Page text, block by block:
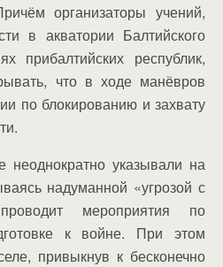
организаторы учений,
в акватории Балтийского
прибалтийских республик,
что в ходе манёвров
по блокированию и захвату
неоднократно указывали на
надуманной «угрозой с
мероприятия по
к войне. При этом
привыкнув к бесконечно